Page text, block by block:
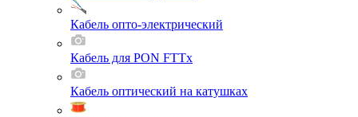
Кабель опто-электрический
Кабель для PON FTTx
Кабель оптический на катушках